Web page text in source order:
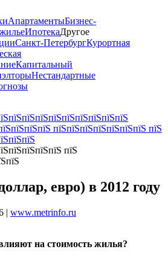
АпартаментыБизнес-
ИпотекаДругое
Санкт-ПетербургКурортная
Капитальный
Нестандартные
пїЅпїЅпїЅпїЅпїЅпїЅпїЅ пїЅ
пїЅ
евро) в 2012 году
| www.metrinfo.ru
на стоимость жилья?